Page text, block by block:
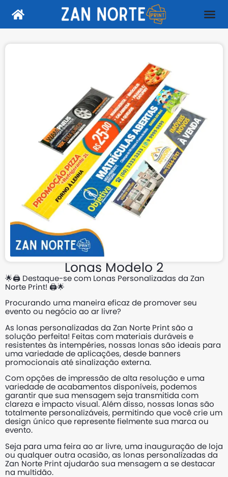
Lonas Modelo 2
🌟🖨️ Destaque-se com Lonas Personalizadas da Zan
Norte Print! 🖨️🌟
Procurando uma maneira eficaz de promover seu
evento ou negócio ao ar livre?
As lonas personalizadas da Zan Norte Print são a
solução perfeita! Feitas com materiais duráveis e
resistentes às intempéries, nossas lonas são ideais para
uma variedade de aplicações, desde banners
promocionais até sinalização externa.
Com opções de impressão de alta resolução e uma
variedade de acabamentos disponíveis, podemos
garantir que sua mensagem seja transmitida com
clareza e impacto visual. Além disso, nossas lonas são
totalmente personalizáveis, permitindo que você crie um
design único que represente fielmente sua marca ou
evento.
Seja para uma feira ao ar livre, uma inauguração de loja
ou qualquer outra ocasião, as lonas personalizadas da
Zan Norte Print ajudarão sua mensagem a se destacar
na multidão.